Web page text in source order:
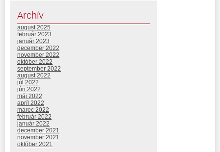
Archív
august 2025
február 2023
január 2023
december 2022
november 2022
október 2022
september 2022
august 2022
júl 2022
jún 2022
máj 2022
apríl 2022
marec 2022
február 2022
január 2022
december 2021
november 2021
október 2021